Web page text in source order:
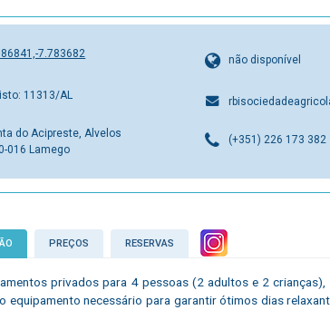
7.783682
11313/AL
do Acipreste, Alvelos
016 Lamego
não disponível
(+351) 226 173 382
PREÇOS RESERVAS
privados para 4 pessoas (2 adultos e 2
equipamento necessário para garantir ótimos dias